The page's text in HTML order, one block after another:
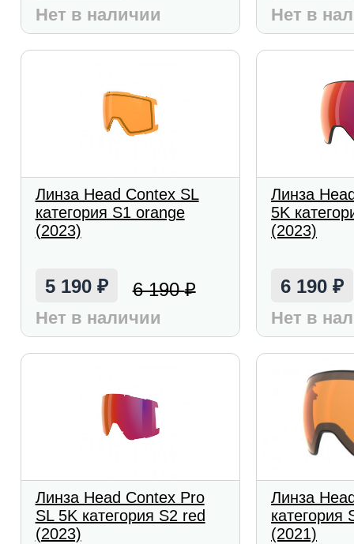
Нет в наличии Нет в
Линза Head Contex SL
категория S1 orange
(2023)
5 190 ₽ 6 190₽
Нет в наличии
Линза
5K
(2023)
6 190₽
Нет в
Линза Head Contex Pro
SL 5K категория S2 red
(2023)
Линза
категория
(2021)